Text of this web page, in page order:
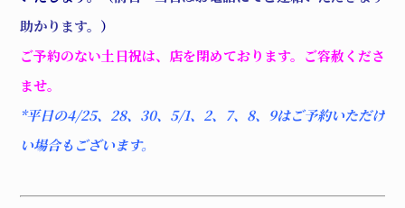
助かります。 ）
ご予約のない土日祝は、店を閉めております。ご容赦ください
ませ。
*平日の4/25、28、30、5/1、2、7、8、9はご予約いただけな
い場合もございます。